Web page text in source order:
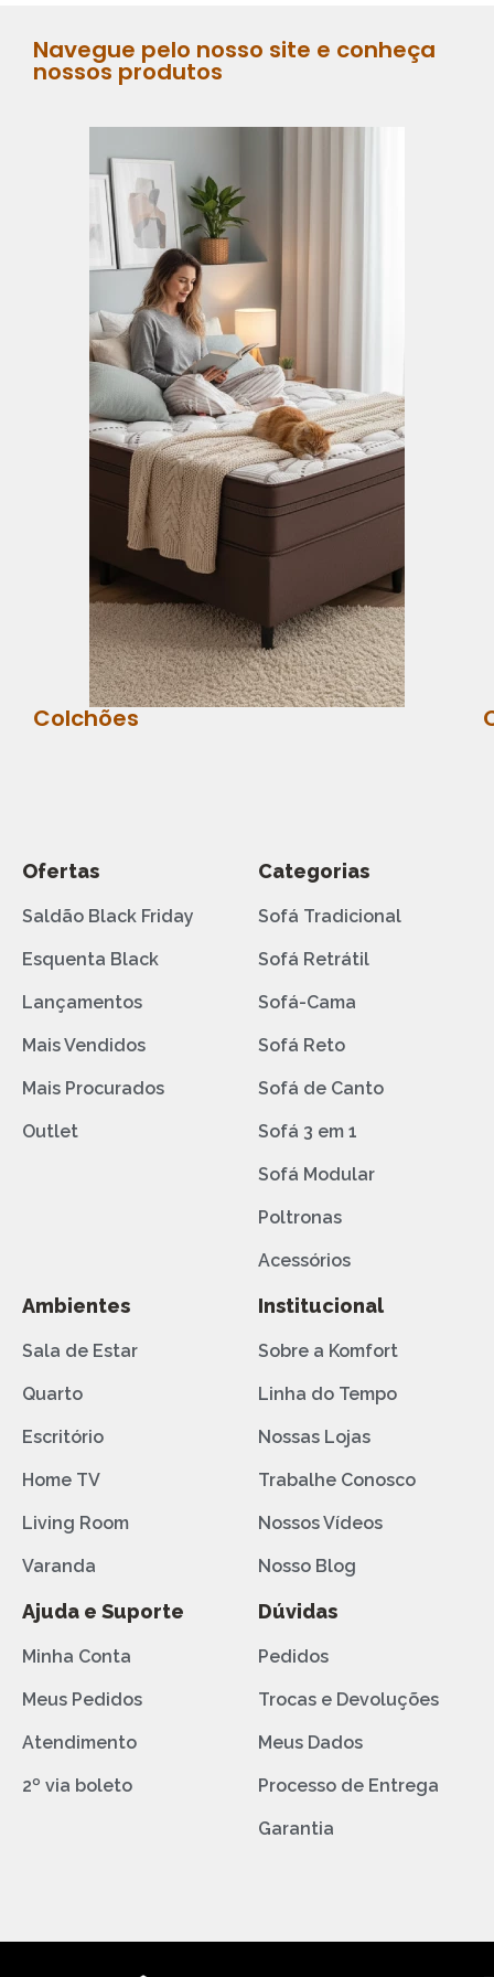
Navegue pelo nosso site e conheça
nossos produtos
Colchões
Ofertas
Saldão Black Friday
Esquenta Black
Lançamentos
Mais Vendidos
Mais Procurados
Outlet
Categorias
Sofá Tradicional
Sofá Retrátil
Sofá-Cama
Sofá Reto
Sofá de Canto
Sofá 3 em 1
Sofá Modular
Poltronas
Acessórios
Ambientes
Sala de Estar
Quarto
Escritório
Home TV
Living Room
Varanda
Institucional
Sobre a Komfort
Linha do Tempo
Nossas Lojas
Trabalhe Conosco
Nossos Vídeos
Nosso Blog
Ajuda e Suporte
Minha Conta
Meus Pedidos
Atendimento
2º via boleto
Dúvidas
Pedidos
Trocas e Devoluções
Meus Dados
Processo de Entrega
Garantia